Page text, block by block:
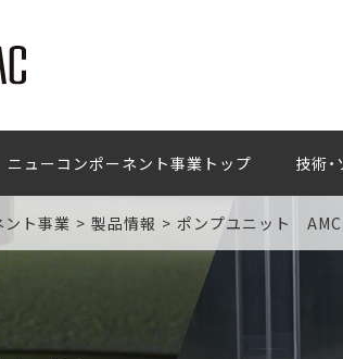
ニューコンポーネント事業トップ 技術
ント事業 製品情報 ポンプユニット AMC